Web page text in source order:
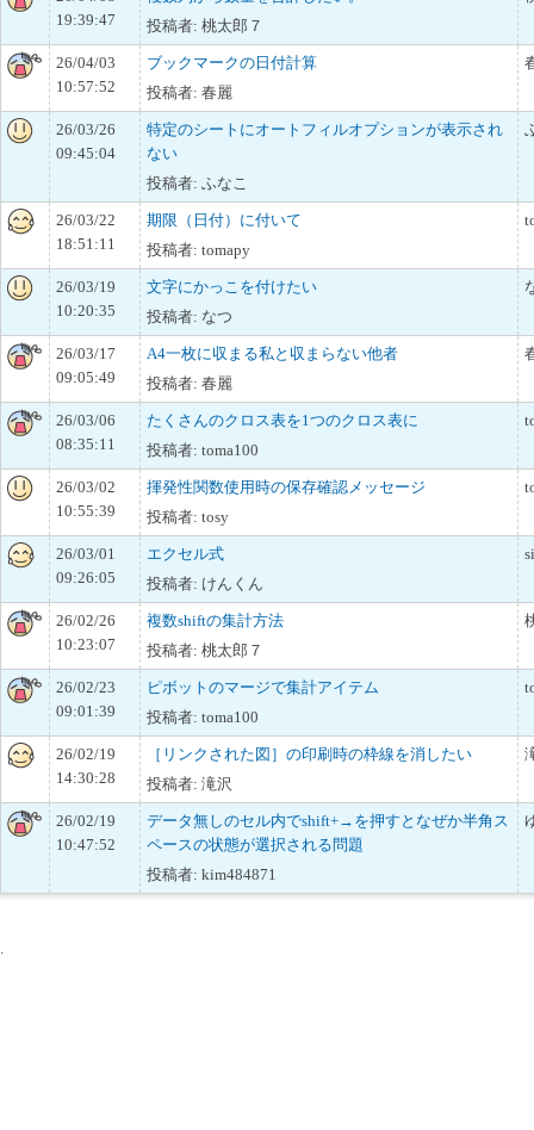
19:39:47
投稿者: 桃太郎７
26/04/03
10:57:52
ブックマークの日付計算
投稿者: 春麗
26/03/26
09:45:04
特定のシートにオートフィルオプションが表示され
ない
投稿者: ふなこ
26/03/22
18:51:11
期限（日付）に付いて
投稿者: tomapy
26/03/19
10:20:35
文字にかっこを付けたい
投稿者: なつ
26/03/17
09:05:49
A4一枚に収まる私と収まらない他者
投稿者: 春麗
26/03/06
08:35:11
たくさんのクロス表を1つのクロス表に
投稿者: toma100
26/03/02
10:55:39
揮発性関数使用時の保存確認メッセージ
投稿者: tosy
26/03/01
09:26:05
エクセル式
投稿者: けんくん
26/02/26
10:23:07
複数shiftの集計方法
投稿者: 桃太郎７
26/02/23
09:01:39
ピボットのマージで集計アイテム
投稿者: toma100
26/02/19
14:30:28
［リンクされた図］の印刷時の枠線を消したい
投稿者: 滝沢
26/02/19
10:47:52
データ無しのセル内でshift+→を押すとなぜか半角ス
ペースの状態が選択される問題
投稿者: kim484871